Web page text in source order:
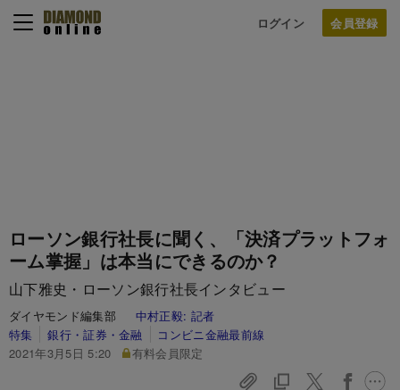
ログイン
ローソン銀行社長に聞く、「決済プラットフォ
ーム掌握」は本当にできるのか？
山下雅史・ローソン銀行社長インタビュー
ダイヤモンド編集部 中村正毅: 記者
特集
銀行・証券・金融
コンビニ金融最前線
2021年3月5日 5:20
有料会員限定